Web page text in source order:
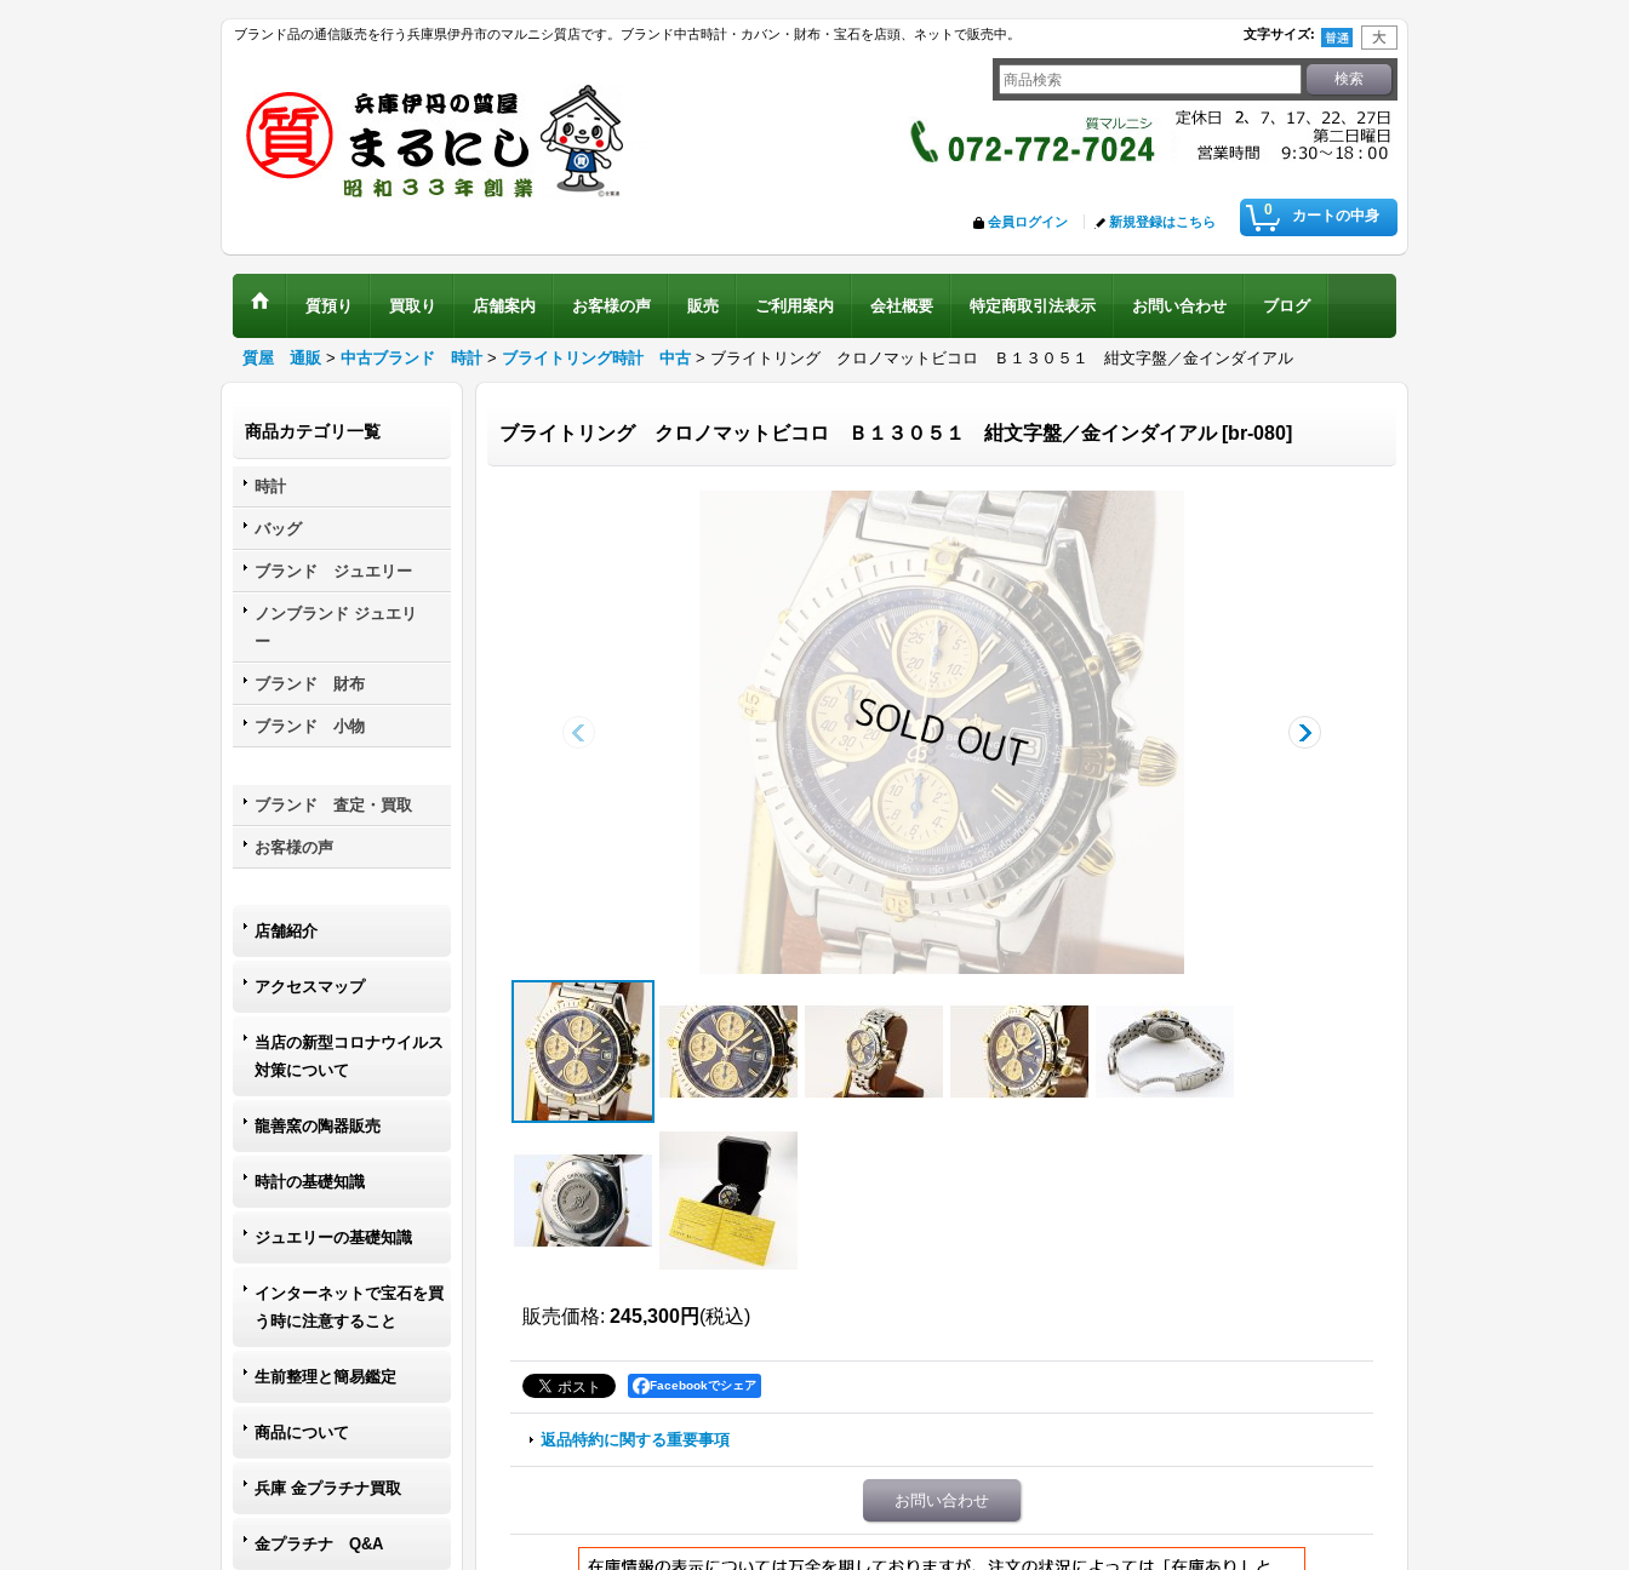
ブランド品の通信販売を行う兵庫県伊丹市のマルニシ質店です。ブランド中古時計・カバン・財布・宝石を店頭、ネットで販売中。 文字サイズ:
0 カートの中身
会員ログイン 新規登録はこちら
質預り 買取り 店舗案内 お客様の声 販売 ご利用案内 会社概要 特定商取引法表示 お問い合わせ ブログ
質屋 通販 > 中古ブランド 時計 > ブライトリング時計 中古 > ブライトリング クロノマットビコロ Ｂ１３０５１ 紺文字盤／金インダイアル
商品カテゴリ一覧
時計
バッグ
ブランド ジュエリー
ノンブランド ジュエリ
ー
ブランド 財布
ブランド 小物
ブランド 査定・買取
お客様の声
店舗紹介
アクセスマップ
当店の新型コロナウイルス
対策について
龍善窯の陶器販売
時計の基礎知識
ジュエリーの基礎知識
インターネットで宝石を買
う時に注意すること
生前整理と簡易鑑定
商品について
兵庫 金プラチナ買取
金プラチナ Q&A
ブライトリング クロノマットビコロ Ｂ１３０５１ 紺文字盤／金インダイアル [br-080]
販売価格: 245,300円 (税込)
Facebookでシェア
返品特約に関する重要事項
お問い合わせ